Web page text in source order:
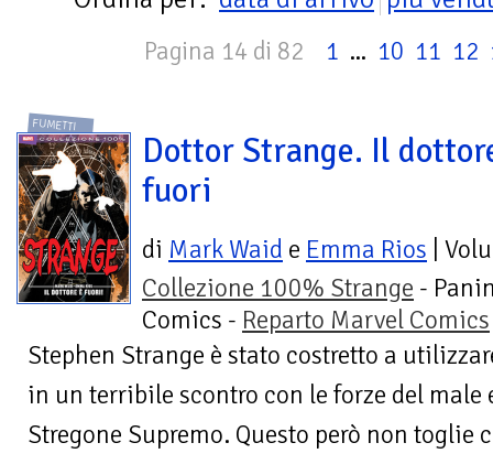
Pagina 14 di 82 1 ... 10 11 12
FUMETTI
Dottor Strange. Il
fuori
di Mark Waid e Emma Rios |
Collezione 100% Strange -
Comics - Reparto Marvel Comics
Stephen Strange è stato costretto a
in un terribile scontro con le forze del male
Stregone Supremo. Questo però non toglie